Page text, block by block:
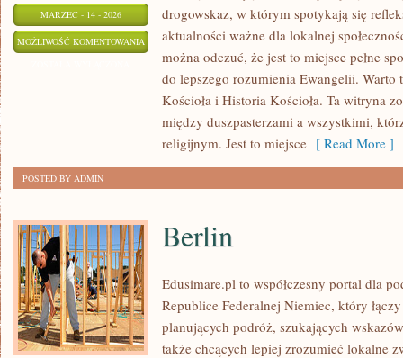
MARZEC - 14 - 2026
MOŻLIWOŚĆ KOMENTOWANIA APOLOGETYKA
OBRONA
WIARY
drogowskaz, w którym spotykają się
aktualności ważne dla lokalnej
można odczuć, że jest to miejsce pełne
do lepszego rozumienia Ewangelii. Warto
Kościoła i Historia Kościoła. Ta witryna
między duszpasterzami a wszystkimi,
religijnym. Jest to miejsce [ Read More ]
POSTED BY ADMIN
Berlin
Edusimare.pl to współczesny portal dla
Republice Federalnej Niemiec, który
planujących podróż, szukających
także chcących lepiej zrozumieć lokalne